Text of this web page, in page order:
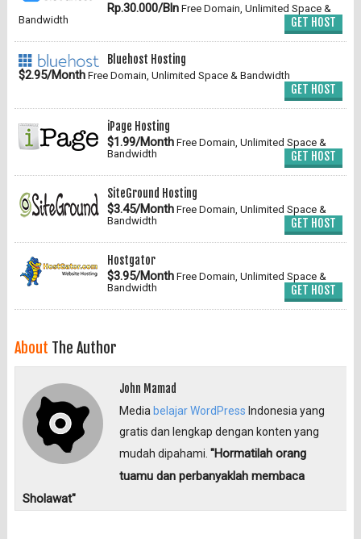
Rp.30.000/BlnFree Domain, Unlimited Space &
Bandwidth
GET HOST
Bluehost Hosting
$2.95/MonthFree Domain, Unlimited Space & Bandwidth
GET HOST
iPage Hosting
$1.99/MonthFree Domain, Unlimited Space &
Bandwidth
GET HOST
SiteGround Hosting
$3.45/MonthFree Domain, Unlimited Space &
Bandwidth
GET HOST
Hostgator
$3.95/MonthFree Domain, Unlimited Space &
Bandwidth
GET HOST
About The Author
John Mamad
Media belajar WordPress Indonesia yang
gratis dan lengkap dengan konten yang
mudah dipahami."Hormatilah orang
tuamu dan perbanyaklah membaca
Sholawat"